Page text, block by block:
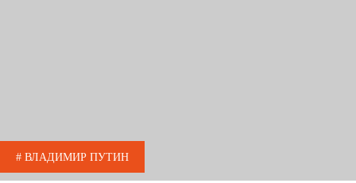
# ВЛАДИМИР ПУТИН